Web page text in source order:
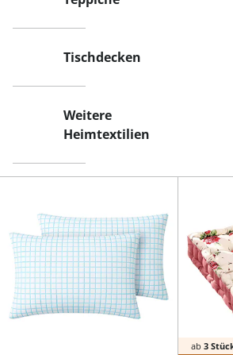
Tischdecken
Weitere
Heimtextilien
ab 3